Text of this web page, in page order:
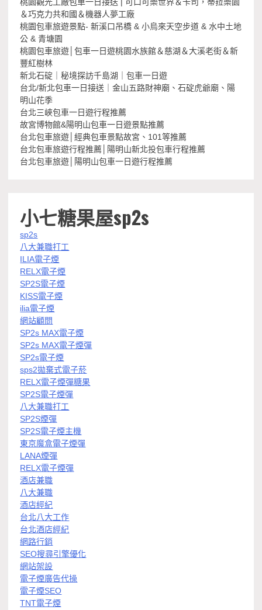
＆巧克力共和國＆機器人夢工廠
桃園包車旅遊景點- 新溪口吊橋 & 小烏來天空步道 & 水中土地
公 & 青塘園
桃園包車旅遊│包車一日遊桃園水族館＆慈湖＆大溪老街＆新
豐紅樹林
新北石碇｜秘境探訪千島湖｜包車一日遊
台北/新北包車一日接送｜金山五路財神廟、石碇虎爺廟、陽
明山花季
台北三峽包車一日遊行程推薦
故宮博物館&陽明山包車一日遊景點推薦
台北包車旅遊│經典包車景點故宮、101等推薦
台北包車旅遊行程推薦│陽明山新北投包車行程推薦
台北包車旅遊│陽明山包車一日遊行程推薦
小七糖果屋sp2s
sp2s
八大兼職打工
ILIA電子煙
RELX電子煙
SP2S電子煙
KISS電子煙
ilia電子煙
網站顧問
SP2s MAX電子煙
SP2s MAX電子煙彈
SP2s電子煙
sps2拋棄式電子菸
RELX電子煙彈糖果
SP2S電子煙彈
八大兼職打工
SP2S煙彈
SP2S電子煙主機
東京魔盒電子煙彈
LANA煙彈
RELX電子煙彈
酒店兼職
八大兼職
酒店經紀
台北八大工作
台北酒店經紀
網路行銷
SEO搜尋引擎優化
網站架設
電子煙廣告代操
電子煙SEO
TNT電子煙